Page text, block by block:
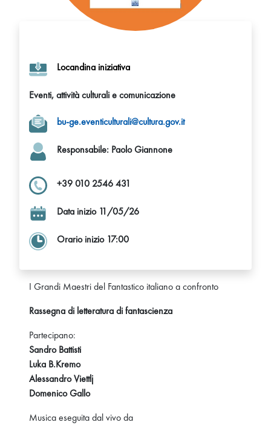
Locandina iniziativa
Eventi, attività culturali e comunicazione
bu-ge.eventiculturali@cultura.gov.it
Responsabile: Paolo Giannone
+39 010 2546 431
Data inizio 11/05/26
Orario inizio 17:00
I Grandi Maestri del Fantastico italiano a confronto
Rassegna di letteratura di fantascienza
Partecipano:
Sandro Battisti
Luka B.Kremo
Alessandro Viettlj
Domenico Gallo
Musica eseguita dal vivo da